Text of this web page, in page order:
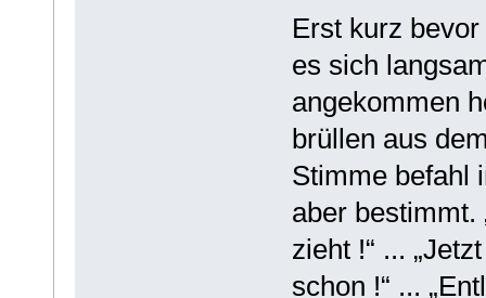
Erst kurz
es sich
angekommen
brüllen aus
Stimme befahl
aber bestimmt.
zieht !“ ...
schon !“ ...